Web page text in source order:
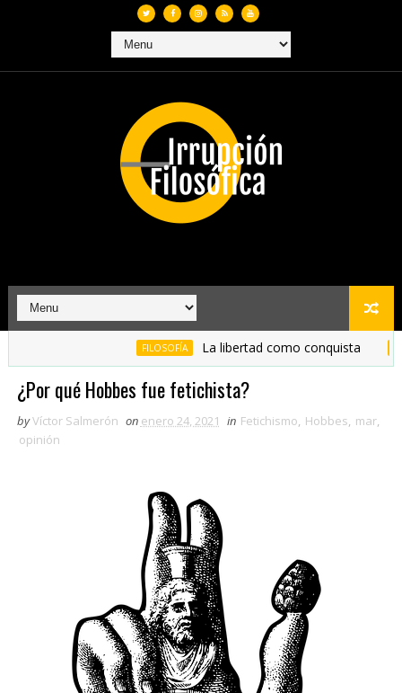
La libertad como conquista FILOSOFÍA
¿Por qué Hobbes fue fetichista?
byVíctor Salmerón on enero 24, 2021 in Fetichismo, Hobbes, mar,
opinión